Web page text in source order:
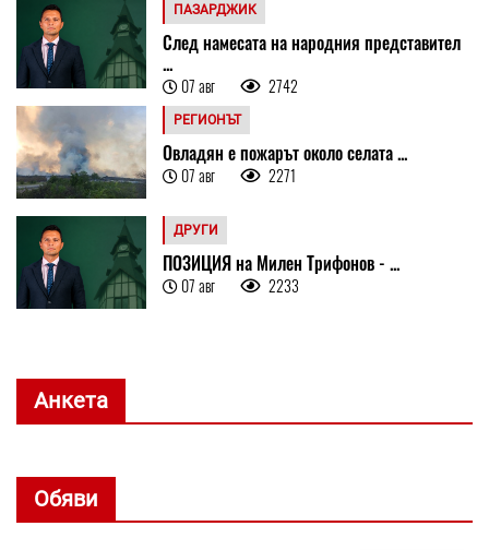
ПАЗАРДЖИК
След намесата на народния представител
...
07 авг 2742
РЕГИОНЪТ
Овладян е пожарът около селата ...
07 авг 2271
ДРУГИ
ПОЗИЦИЯ на Милен Трифонов - ...
07 авг 2233
Анкета
Обяви